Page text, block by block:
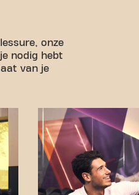
onze
nodig hebt
van je